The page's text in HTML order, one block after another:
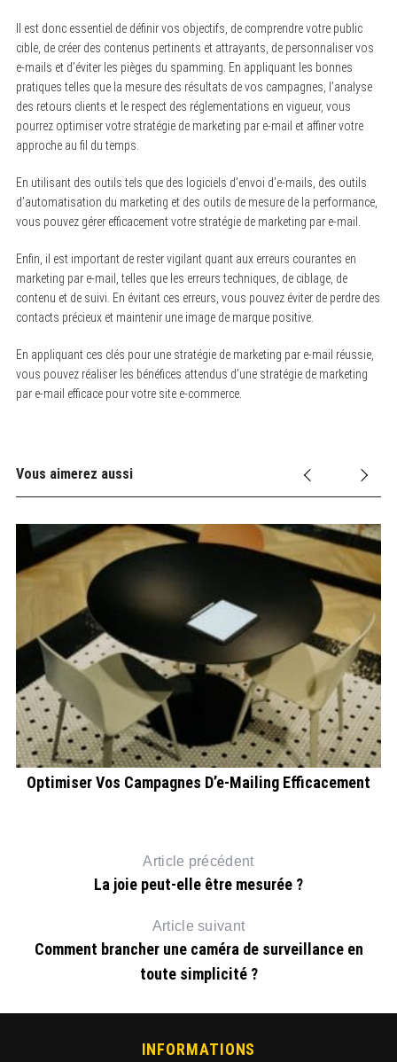
Il est donc essentiel de définir vos objectifs, de comprendre votre public
cible, de créer des contenus pertinents et attrayants, de personnaliser vos
e-mails et d’éviter les pièges du spamming. En appliquant les bonnes
pratiques telles que la mesure des résultats de vos campagnes, l’analyse
des retours clients et le respect des réglementations en vigueur, vous
pourrez optimiser votre stratégie de marketing par e-mail et affiner votre
approche au fil du temps.
En utilisant des outils tels que des logiciels d’envoi d’e-mails, des outils
d’automatisation du marketing et des outils de mesure de la performance,
vous pouvez gérer efficacement votre stratégie de marketing par e-mail.
Enfin, il est important de rester vigilant quant aux erreurs courantes en
marketing par e-mail, telles que les erreurs techniques, de ciblage, de
contenu et de suivi. En évitant ces erreurs, vous pouvez éviter de perdre des
contacts précieux et maintenir une image de marque positive.
En appliquant ces clés pour une stratégie de marketing par e-mail réussie,
vous pouvez réaliser les bénéfices attendus d’une stratégie de marketing
par e-mail efficace pour votre site e-commerce.
Vous aimerez aussi
Optimiser Vos Campagnes D’e-Mailing Efficacement
Article précédent
La joie peut-elle être mesurée ?
Article suivant
Comment brancher une caméra de surveillance en
toute simplicité ?
INFORMATIONS